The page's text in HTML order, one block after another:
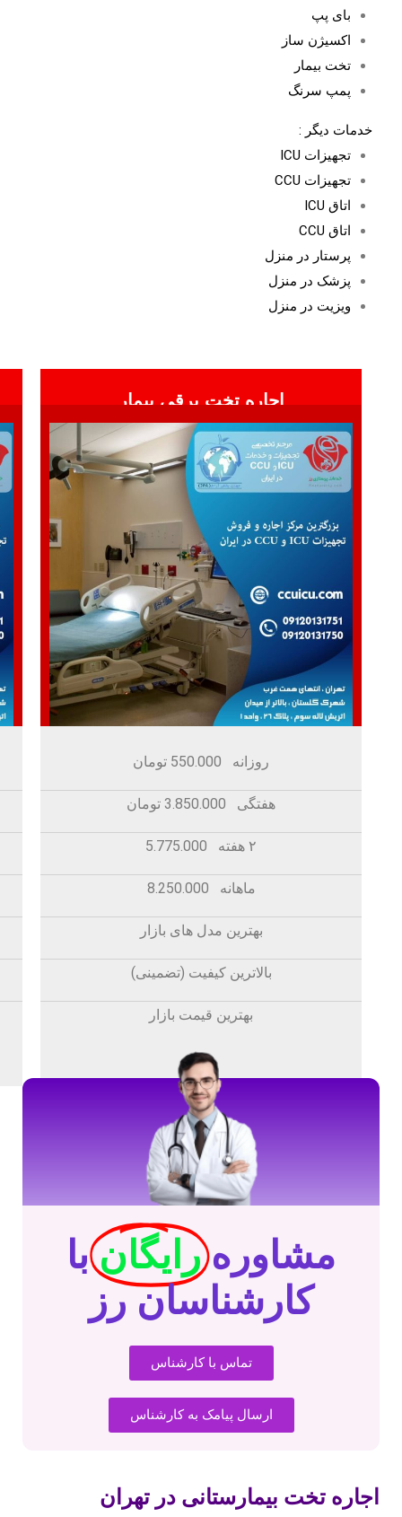
بای پپ
اکسیژن ساز
تخت بیمار
پمپ سرنگ
خدمات دیگر :
تجهیزات ICU
تجهیزات CCU
اتاق ICU
اتاق CCU
پرستار در منزل
پزشک در منزل
ویزیت در منزل
اجاره تخت برقی بیمار
روزانه 550.000 تومان
هفتگی 3.850.000 تومان
۲ هفته 5.775.000
ماهانه 8.250.000
بهترین مدل های بازار
بالاترین کیفیت (تضمینی)
بهترین قیمت بازار
مشاوره رایگان با
کارشناسان رز
تماس با کارشناس
ارسال پیامک به کارشناس
اجاره تخت بیمارستانی در تهران